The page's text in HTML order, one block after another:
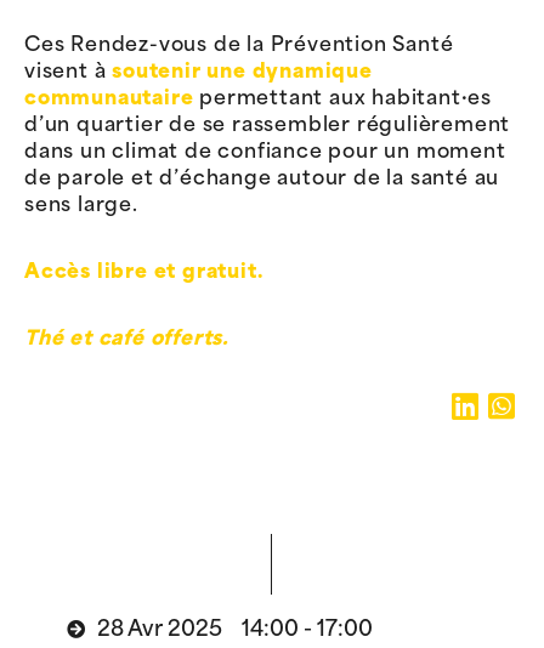
Ces Rendez-vous de la Prévention Santé
visent àsoutenir une dynamique
communautaire permettant aux habitant·es
d’un quartier de se rassembler régulièrement
dans un climat de confiance pour un moment
de parole et d’échange autour de la santé au
sens large.
Accès libre et gratuit.
Thé et café offerts.
28 Avr 2025 14:00 - 17:00